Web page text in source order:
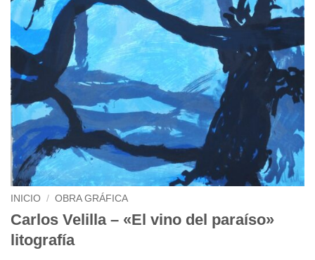
INICIO / OBRA GRÁFICA
Carlos Velilla – «El vino del paraíso»
litografía